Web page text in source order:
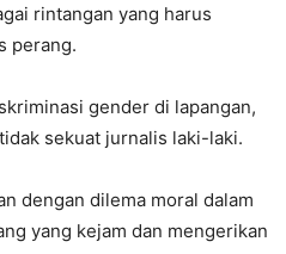
rintangan yang harus
perang.
gender di lapangan,
sekuat jurnalis laki-laki.
dengan dilema moral dalam
yang kejam dan mengerikan